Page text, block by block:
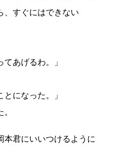
、すぐにはできない
あげるわ。」
になった。」
君にいいつけるように